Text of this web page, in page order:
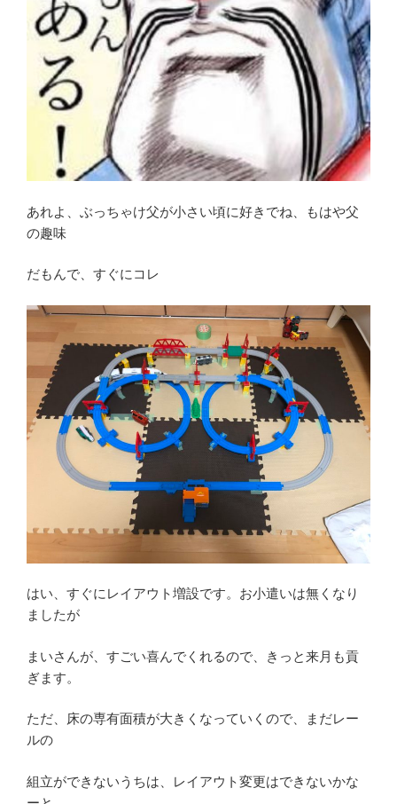
あれよ、ぶっちゃけ父が小さい頃に好きでね、もはや父
の趣味
だもんで、すぐにコレ
はい、すぐにレイアウト増設です。お小遣いは無くなり
ましたが
まいさんが、すごい喜んでくれるので、きっと来月も貢
ぎます。
ただ、床の専有面積が大きくなっていくので、まだレー
ルの
組立ができないうちは、レイアウト変更はできないかな